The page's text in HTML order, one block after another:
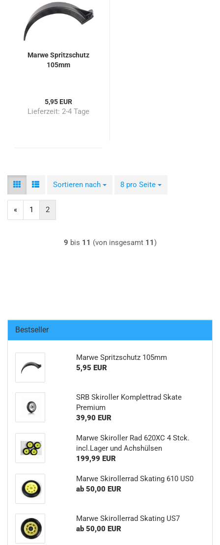
Marwe Spritzschutz
105mm
5,95 EUR
Lieferzeit: 2-4 Tage
Sortieren nach
Sortieren nach 8 pro Seite
pro Seite
« 1 2
9 bis 11 (von insgesamt 11)
Bestseller
Marwe Spritzschutz 105mm
5,95 EUR
SRB Skiroller Komplettrad Skate
Premium
39,90 EUR
Marwe Skiroller Rad 620XC 4 Stck.
incl.Lager und Achshülsen
199,99 EUR
Marwe Skirollerrad Skating 610 US0
ab 50,00 EUR
Marwe Skirollerrad Skating US7
ab 50,00 EUR